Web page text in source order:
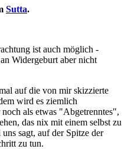
Sutta.
ist auch möglich -
Widergeburt aber nicht
auf die von mir skizzierte
wird es ziemlich
als etwas "Abgetrenntes",
das nix mit einem selbst zu
sagt, auf der Spitze der
zu tun.